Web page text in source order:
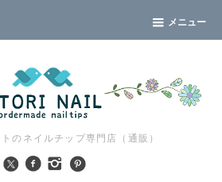
メニュー
のネイルチップ専門店（通販）